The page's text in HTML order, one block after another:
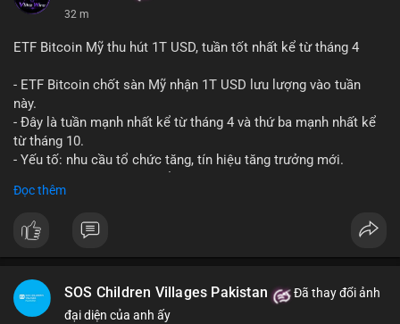
32 m
ETF Bitcoin Mỹ thu hút 1T USD, tuần tốt nhất kể từ tháng 4
- ETF Bitcoin chốt sàn Mỹ nhận 1T USD lưu lượng vào tuần
này.
- Đây là tuần mạnh nhất kể từ tháng 4 và thứ ba mạnh nhất kể
từ tháng 10.
- Yếu tố: nhu cầu tổ chức tăng, tín hiệu tăng trưởng mới.
dẫn.
#binancesquare
#vlikevn #titanbot
Đọc thêm
SOS Children Villages Pakistan
Đã thay đổi ảnh
đại diện của anh ấy